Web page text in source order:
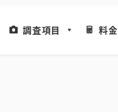
調査項目 料金